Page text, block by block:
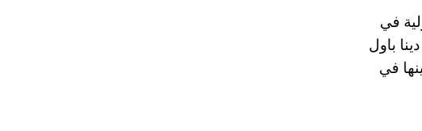
في
باول
في